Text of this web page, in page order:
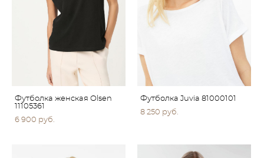
Футболка женская Olsen
11105361
6 900 pуб.
Футболка Juvia 81000101
8 250 pуб.